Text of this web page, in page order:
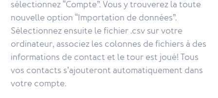
sélectionnez “Compte”. Vous y trouverez la toute
nouvelle option “Importation de données”.
Sélectionnez ensuite le fichier .csv sur votre
ordinateur, associez les colonnes de fichiers à des
informations de contact et le tour est joué! Tous
vos contacts s’ajouteront automatiquement dans
votre compte.